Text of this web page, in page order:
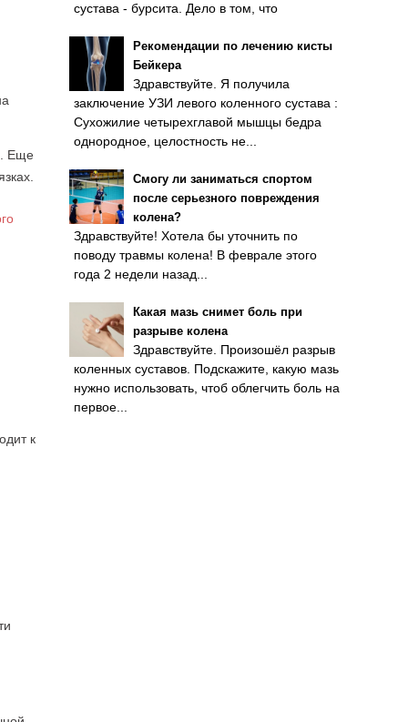
Еще
к
сустава - бурсита. Дело в том, что
Рекомендации по лечению кисты
Бейкера
Здравствуйте. Я получила
заключение УЗИ левого коленного сустава :
Сухожилие четырехглавой мышцы бедра
однородное, целостность не...
Смогу ли заниматься спортом
после серьезного повреждения
колена?
Здравствуйте! Хотела бы уточнить по
поводу травмы колена! В феврале этого
года 2 недели назад...
Какая мазь снимет боль при
разрыве колена
Здравствуйте. Произошёл разрыв
коленных суставов. Подскажите, какую мазь
нужно использовать, чтоб облегчить боль на
первое...